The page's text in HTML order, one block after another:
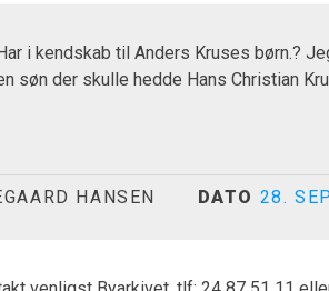
i kendskab til Anders Kruses børn.?
søn der skulle hedde Hans Christian
HANSEN DATO 28.